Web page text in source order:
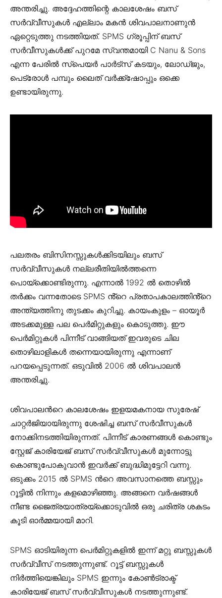
അന്തരിച്ചു. അദ്ദേഹത്തിന്റെ കാലശേഷം ബസ്
സർവ്വീസുകൾ എല്ലാം മകൻ ശിവപാലനാണുൻ
ഏറ്റെടുത്തു നടത്തിയത്. SPMS ഗ്രൂപ്പിന് ബസ്
സർവീസുകൾക്ക് പുറമേ സ്വന്തമായി C Nanu & Sons
എന്ന പേരിൽ സ്പെയർ പാർട്സ് കടയും, ലോഡ്‌ജും,
പെട്രോൾ പമ്പും ലൈത് വർക്ക്‌ഷോപ്പും ഒക്കെ
ഉണ്ടായിരുന്നു.
പലതരം ബിസിനസ്സുകൾക്കിടയിലും ബസ്
സർവ്വീസുകൾ നല്ലരീതിയിൽത്തന്നെ
പൊയ്‌ക്കൊണ്ടിരുന്നു. എന്നാൽ 1992 ൽ തൊഴിൽ
തർക്കം വന്നതോടെ SPMS ൻ്റെ പ്രതാപകാലത്തിൻ്റെ
അന്ത്യത്തിനു തുടക്കം കുറിച്ചു. കായംകുളം – ഓയൂർ
അടക്കമുള്ള പല പെർമിറ്റുകളും കൊടുത്തു. ഈ
പെർമിറ്റുകൾ പിന്നീട് വാങ്ങിയത് ഇവരുടെ ചില
തൊഴിലാളികൾ തന്നെയായിരുന്നു എന്നാണ്
പറയപ്പെടുന്നത്. ഒടുവിൽ 2006 ൽ ശിവപാലൻ
അന്തരിച്ചു.
ശിവപാലൻറെ കാലശേഷം ഇളയമകനായ സുരേഷ്
ചാറ്റർജിയായിരുന്നു ശേഷിച്ച ബസ് സർവീസുകൾ
നോക്കിനടത്തിയിരുന്നത്. പിന്നീട് കാരണങ്ങൾ കൊണ്ടും
സ്റ്റേജ് കാരിയേജ് ബസ് സർവ്വീസുകൾ മുന്നോട്ടു
കൊണ്ടുപോകുവാൻ ഇവർക്ക് ബുദ്ധിമുട്ടേറി വന്നു.
ഒടുക്കം 2015 ൽ SPMS ൻറെ അവസാനത്തെ ബസ്സും
റൂട്ടിൽ നിന്നും കളമൊഴിഞ്ഞു. അങ്ങനെ വർഷങ്ങൾ
നീണ്ട ജൈത്രയാത്രയ്‌ക്കൊടുവിൽ ഒരു ചരിത്ര ശകടം
കൂടി ഓർമ്മയായി മാറി.
SPMS ഓടിയിരുന്ന പെർമിറ്റുകളിൽ ഇന്ന് മറ്റു ബസ്സുകൾ
സർവ്വീസ് നടത്തുന്നുണ്ട്. റൂട്ട് ബസ്സുകൾ
നിർത്തിയെങ്കിലും SPMS ഇന്നും കോൺട്രാക്ട്
കാരിയേജ് ബസ് സർവ്വീസുകൾ നടത്തുന്നുണ്ട്.